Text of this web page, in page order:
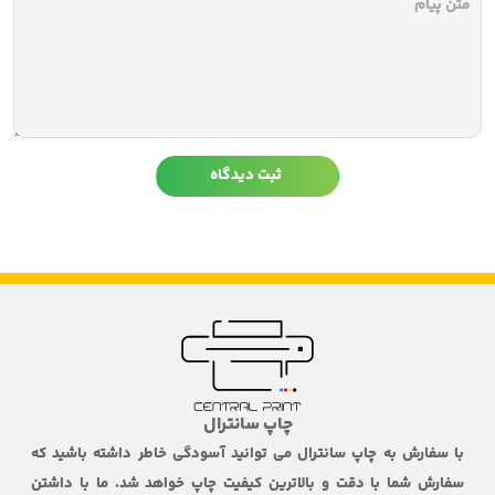
سریع و حرفه‌ای است. شما می‌توانید تراکت‌ها را در
سایز و طراحی دلخواه چاپ کنید و برای تبلیغات
باعث می‌شود تصاویر و لوگوها با وضوح بالا
چاپ دفترچه و جزوه آموزشی
چاپ جزوه و دفترچه آموزشی بدون صحافی به
دانشجویان، مدرسین و مؤسسات آموزشی امکان
می‌دهد فایل‌های آموزشی را با کیفیت بالا و
چاپ سانترال
با سفارش به چاپ سانترال می توانید آسودگی خاطر داشته باشید که
سفارش شما با دقت و بالاترین کیفیت چاپ خواهد شد. ما با داشتن